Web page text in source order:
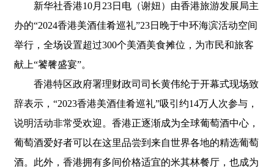
新华社香港10月23日电（谢妞）由香港旅游发展局主
办的“2024香港美酒佳肴巡礼”23日晚于中环海滨活动空间
举行，全场设置超过300个美酒美食摊位，为市民和旅客
献上“饕餮盛宴”。
香港特区政府署理财政司司长黄伟纶于开幕式现场致
辞表示，“2023香港美酒佳肴巡礼”吸引约14万人次参与，
说明活动非常受欢迎。香港正逐渐成为全球葡萄酒中心，
葡萄酒爱好者可以在这里品尝到来自世界各地的精选葡萄
酒。此外，香港拥有多间价格适宜的米其林餐厅，也成为